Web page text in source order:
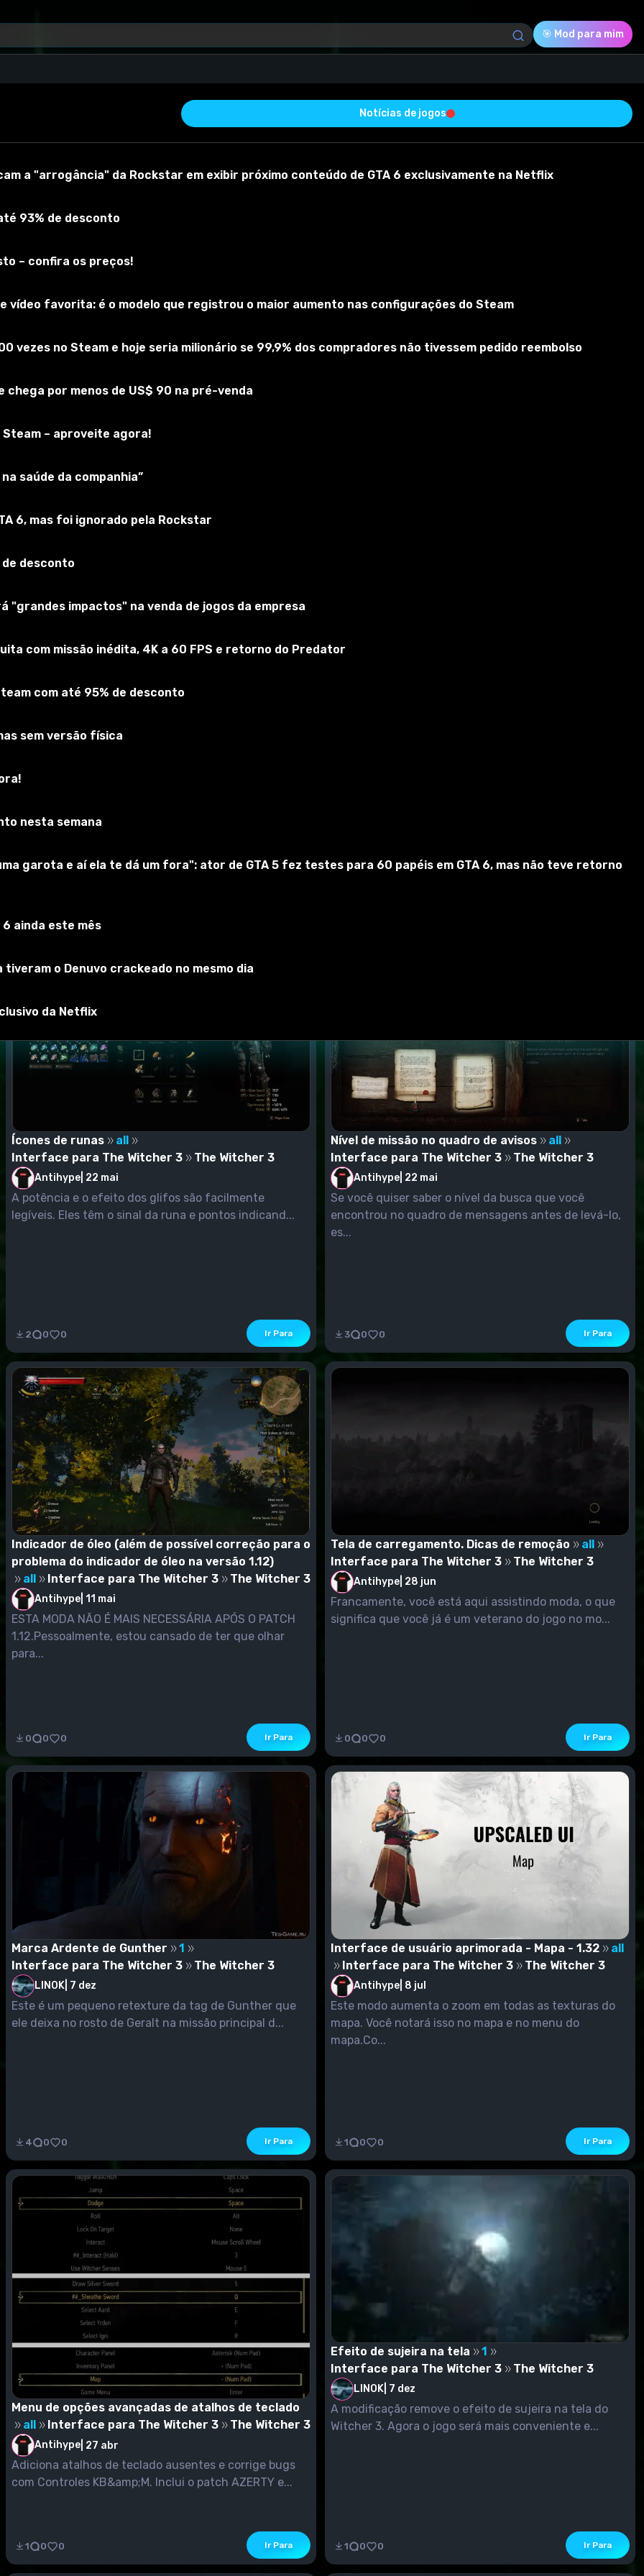
🎯 Mod para mim
0.0
material Versão do mod: Versão do jogo: O mod foi testado com sucesso e está livre de vírus
se no jogo
Ícones de runas
all
Interface para The Witcher 3
The Witcher 3
Antihype 22 mai
A potência e o efeito dos glifos são facilmente
legíveis. Eles têm o sinal da runa e pontos indicand...
2 0 0 Ir Para
Nível de missão no quadro de avisos
all
Interface para The Witcher 3
The Witcher 3
Antihype 22 mai
Se você quiser saber o nível da busca que você
encontrou no quadro de mensagens antes de levá-lo,
es...
3 0 0 Ir Para
Indicador de óleo (além de possível correção para o
problema do indicador de óleo na versão 1.12)
all
Interface para The Witcher 3 The Witcher 3
Antihype 11 mai
ESTA MODA NÃO É MAIS NECESSÁRIA APÓS O PATCH
1.12.Pessoalmente, estou cansado de ter que olhar
para...
0 0 0 Ir Para
Tela de carregamento. Dicas de remoção
all
Interface para The Witcher 3
The Witcher 3
Antihype 28 jun
Francamente, você está aqui assistindo moda, o que
significa que você já é um veterano do jogo no mo...
0 0 0 Ir Para
Marca Ardente de Gunther
1
Interface para The Witcher 3
The Witcher 3
LINOK 7 dez
Este é um pequeno retexture da tag de Gunther que
ele deixa no rosto de Geralt na missão principal d...
4 0 0 Ir Para
Interface de usuário aprimorada - Mapa - 1.32
all
Interface para The Witcher 3
The Witcher 3
Antihype 8 jul
Este modo aumenta o zoom em todas as texturas do
mapa. Você notará isso no mapa e no menu do
mapa.Co...
1 0 0 Ir Para
Menu de opções avançadas de atalhos de teclado
all
Interface para The Witcher 3 The Witcher 3
Antihype 27 abr
Adiciona atalhos de teclado ausentes e corrige bugs
com Controles KB&amp;M. Inclui o patch AZERTY e...
1 0 0 Ir Para
Efeito de sujeira na tela
1
Interface para The Witcher 3
The Witcher 3
LINOK 7 dez
A modificação remove o efeito de sujeira na tela do
Witcher 3. Agora o jogo será mais conveniente e...
1 0 0 Ir Para
Download (949.49 Kb)
Notícias de jogos
a "arrogância" da Rockstar em exibir próximo conteúdo de GTA 6 exclusivamente na Netflix
93% de desconto
– confira os preços!
vídeo favorita: é o modelo que registrou o maior aumento nas configurações do Steam
vezes no Steam e hoje seria milionário se 99,9% dos compradores não tivessem pedido reembolso
chega por menos de US$ 90 na pré-venda
– aproveite agora!
saúde da companhia”
6, mas foi ignorado pela Rockstar
desconto
"grandes impactos" na venda de jogos da empresa
com missão inédita, 4K a 60 FPS e retorno do Predator
com até 95% de desconto
sem versão física
nesta semana
garota e aí ela te dá um fora": ator de GTA 5 fez testes para 60 papéis em GTA 6, mas não teve retorno
ainda este mês
o Denuvo crackeado no mesmo dia
da Netflix